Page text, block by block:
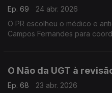
Ep. 69
24 abr. 2026
O PR escolheu o médico e
Campos Fernandes para
O Não da UGT à
Ep. 68 23 abr. 2026